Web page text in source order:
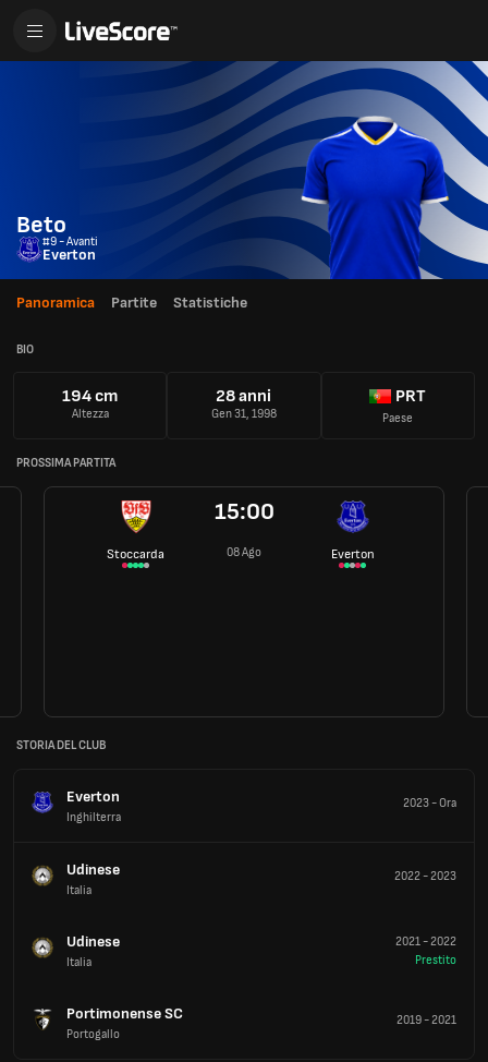
Beto
#9 - Avanti
Everton
Panoramica Partite Statistiche
BIO
194 cm
Altezza
28 anni
Gen 31, 1998
PRT
Paese
PROSSIMA PARTITA
Stoccarda
15:00
08 Ago Everton
STORIA DEL CLUB
Everton
Inghilterra
2023-Ora
Udinese
Italia
2022-2023
Udinese
Italia
2021-2022
Prestito
Portimonense SC
Portogallo
2019-2021